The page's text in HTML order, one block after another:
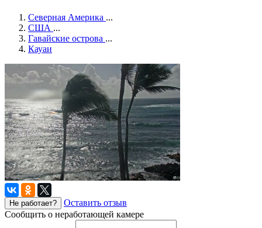
Северная Америка ...
США ...
Гавайские острова ...
Кауаи
Не работает?
Оставить отзыв
Сообщить о неработающей камере